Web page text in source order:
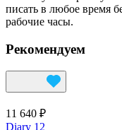
писать в любое время
рабочие часы.
Рекомендуем
11 640 ₽
Diary 12